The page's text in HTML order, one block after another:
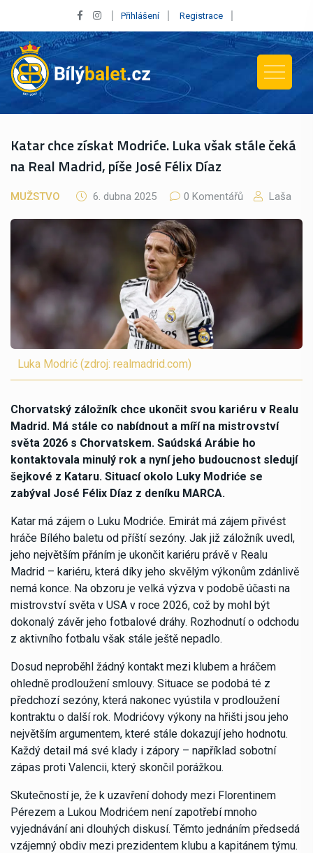
Přihlášení Registrace
Katar chce získat Modriće. Luka však stále čeká
na Real Madrid, píše José Félix Díaz
MUŽSTVO 6. dubna 2025 0 Komentářů Laša
Luka Modrić (zdroj: realmadrid.com)
Chorvatský záložník chce ukončit svou kariéru v Realu
Madrid. Má stále co nabídnout a míří na mistrovství
světa 2026 s Chorvatskem. Saúdská Arábie ho
kontaktovala minulý rok a nyní jeho budoucnost sledují
šejkové z Kataru. Situací okolo Luky Modriće se
zabýval José Félix Díaz z deníku MARCA.
Katar má zájem o Luku Modriće. Emirát má zájem přivést
hráče Bílého baletu od příští sezóny. Jak již záložník uvedl,
jeho největším přáním je ukončit kariéru právě v Realu
Madrid – kariéru, která díky jeho skvělým výkonům zdánlivě
nemá konce. Na obzoru je velká výzva v podobě účasti na
mistrovství světa v USA v roce 2026, což by mohl být
dokonalý závěr jeho fotbalové dráhy. Rozhodnutí o odchodu
z aktivního fotbalu však stále ještě nepadlo.
Dosud neproběhl žádný kontakt mezi klubem a hráčem
ohledně prodloužení smlouvy. Situace se podobá té z
předchozí sezóny, která nakonec vyústila v prodloužení
kontraktu o další rok. Modrićovy výkony na hřišti jsou jeho
největším argumentem, které stále dokazují jeho hodnotu.
Každý detail má své klady i zápory – například sobotní
zápas proti Valencii, který skončil porážkou.
Skutečností je, že k uzavření dohody mezi Florentinem
Pérezem a Lukou Modrićem není zapotřebí mnoho
vyjednávání ani dlouhých diskusí. Těmto jednáním předsedá
vzájemný obdiv mezi prezidentem klubu a kapitánem týmu.